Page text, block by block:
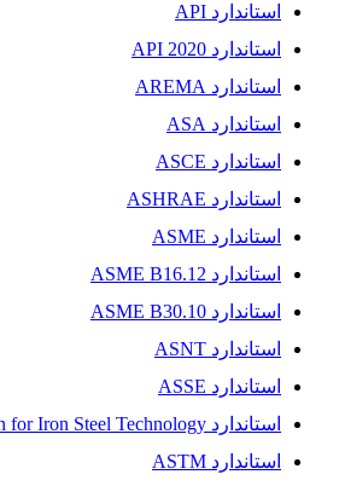
استاندارد API
استاندارد API 2020
استاندارد AREMA
استاندارد ASA
استاندارد ASCE
استاندارد ASHRAE
استاندارد ASME
استاندارد ASME B16.12
استاندارد ASME B30.10
استاندارد ASNT
استاندارد ASSE
استاندارد Association for Iron Steel Technology
استاندارد ASTM